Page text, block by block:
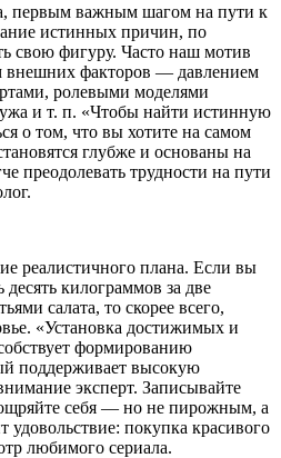
первым важным шагом на пути к
истинных причин, по
свою фигуру. Часто наш мотив
внешних факторов — давлением
ролевыми моделями
и т. п. «Чтобы найти истинную
о том, что вы хотите на самом
глубже и основаны на
преодолевать трудности на пути
реалистичного плана. Если вы
десять килограммов за две
салата, то скорее всего,
«Установка достижимых и
формированию
поддерживает высокую
эксперт. Записывайте
себя — но не пирожным, а
удовольствие: покупка красивого
любимого сериала.